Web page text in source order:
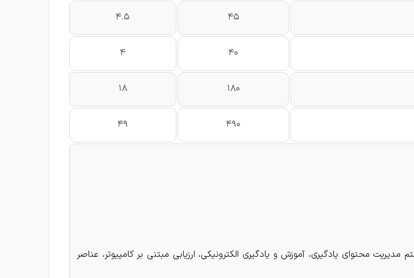
45
4.5
40
4
180
18
490
49
محتوای یادگیری، آموزش و یادگیری الکترونیکی، ارزیابی مبتنی بر کامپیوتر، عناصر